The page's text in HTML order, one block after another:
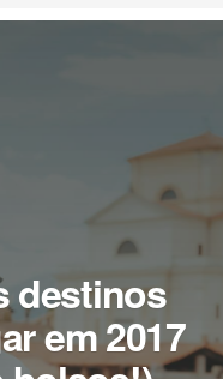
destinos
em 2017